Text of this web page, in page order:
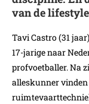
van de
Tavi Castro (31
17-jarige naar
profvoetballer. Na
alleskunner vinden